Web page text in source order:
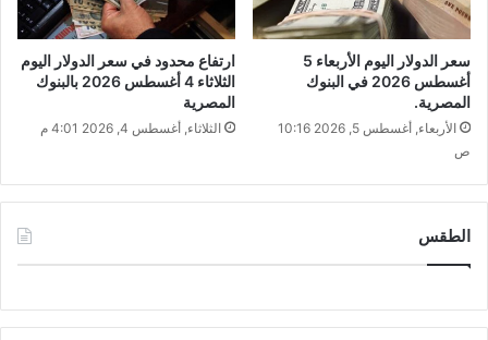
سعر الدولار اليوم الأربعاء 5
أغسطس 2026 في البنوك
المصرية.
الأربعاء, أغسطس 5, 2026 10:16
ص
ارتفاع محدود في سعر الدولار اليوم
الثلاثاء 4 أغسطس 2026 بالبنوك
المصرية
الثلاثاء, أغسطس 4, 2026 4:01 م
الطقس